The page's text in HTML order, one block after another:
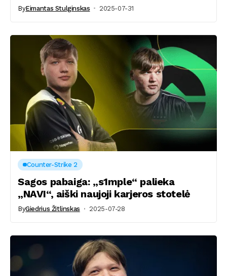
ByEimantas Stulginskas 2025-07-31
Counter-Strike 2
Sagos pabaiga: „s1mple“ palieka
„NAVI“, aiški naujoji karjeros stotelė
ByGiedrius Žitlinskas 2025-07-28